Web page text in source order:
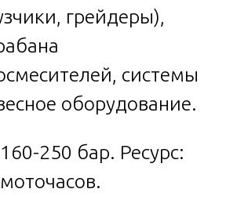
грейдеры),
системы
оборудование.
250 бар. Ресурс: